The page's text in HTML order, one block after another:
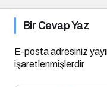
Bir Cevap Yaz
E-posta adresiniz
işaretlenmişlerdir